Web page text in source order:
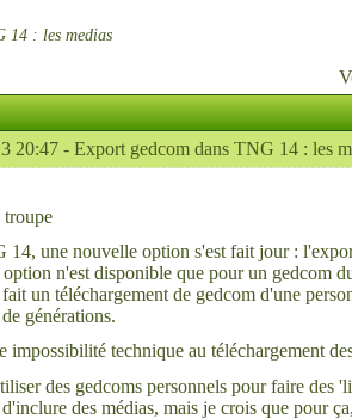
14 : les medias
20:47 - Export gedcom dans TNG 14 : les
troupe
14, une nouvelle option s'est fait jour :
n'est disponible que pour un gedcom
un téléchargement de gedcom d'une
générations.
impossibilité technique au téléchargement
des gedcoms personnels pour faire
des médias, mais je crois que pour